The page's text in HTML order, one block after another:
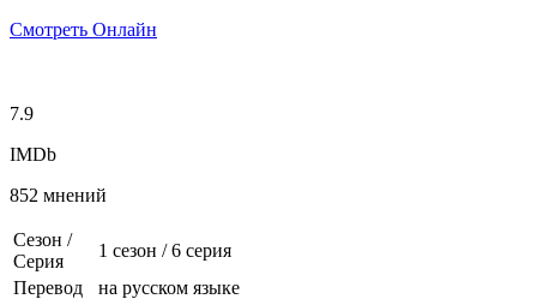
Смотреть Онлайн
7.9
IMDb
852 мнений
Сезон /
Серия
1 сезон /6 серия
Перевод
на русском языке